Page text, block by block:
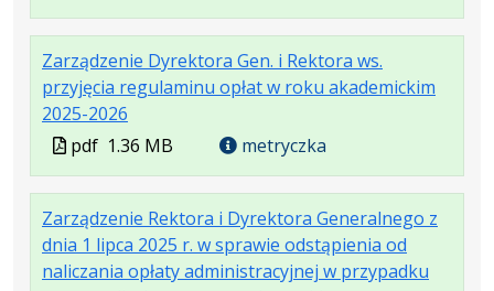
formacie:
pdf
pliku:
367
kB
w
nowej
karcie.
w
formacie
Zarządzenie Dyrektora Gen. i Rektora ws.
przyjęcia regulaminu opłat w roku akademickim
2025-2026
Plik
formacie:
pdf
Rozmiar
1.36
MB
Otwiera
w
nowej
karcie.
Plik
w
formacie
pdf 1.36 MB metryczka
Zarządzenie Rektora i Dyrektora Generalnego z
dnia 1 lipca 2025 r. w sprawie odstąpienia od
naliczania opłaty administracyjnej w przypadku